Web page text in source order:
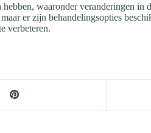
waaronder veranderingen in
er zijn behandelingsopties
verbeteren.